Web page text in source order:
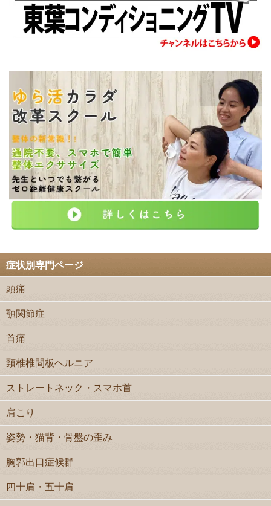
症状別専門ページ
頭痛
顎関節症
首痛
頸椎椎間板ヘルニア
ストレートネック・スマホ首
肩こり
姿勢・猫背・骨盤の歪み
胸郭出口症候群
四十肩・五十肩